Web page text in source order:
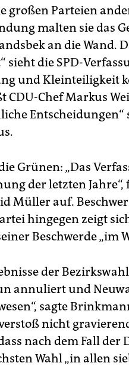
großen Parteien
malten sie das
an die Wand.
sieht die SPD-
und Kleinteiligkeit
CDU-Chef Markus
Entscheidungen“
Grünen: „Das
der letzten
Müller auf.
hingegen zeigt
Beschwerde „im
der
annuliert und
sagte
nicht
nach dem Fall
Wahl „in allen